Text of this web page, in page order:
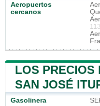
Aeropuertos
cercanos
LOS PRECIOS
SAN JOSÉ
Gasolinera